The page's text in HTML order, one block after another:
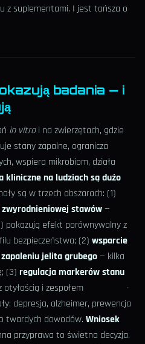
z suplementami. I jest tańsza o
badania — i
in vitroi na zwierzętach, gdzie
stany zapalne, ogranicza
wspiera mikrobiom, działa
kliniczne na ludziach są dużo
są w trzech obszarach: (1)
stawów—
pokazują efekt porównywalny z
bezpieczeństwa; (2) wsparcie
jelita grubego— kilka
(3) regulacja markerów stanu
otyłością i zespołem
depresja, alzheimer, prewencja
twardych dowodów. Wniosek
przyprawa to świetna decyzja.